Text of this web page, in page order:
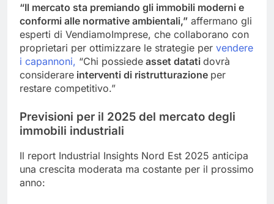
“Il mercato sta premiando gli immobili moderni e
conformi alle normative ambientali,” affermano gli
esperti di VendiamoImprese, che collaborano con
proprietari per ottimizzare le strategie per vendere
i capannoni, “Chi possiede asset datati dovrà
considerare interventi di ristrutturazione per
restare competitivo.”
Previsioni per il 2025 del mercato degli
immobili industriali
Il report Industrial Insights Nord Est 2025 anticipa
una crescita moderata ma costante per il prossimo
anno: